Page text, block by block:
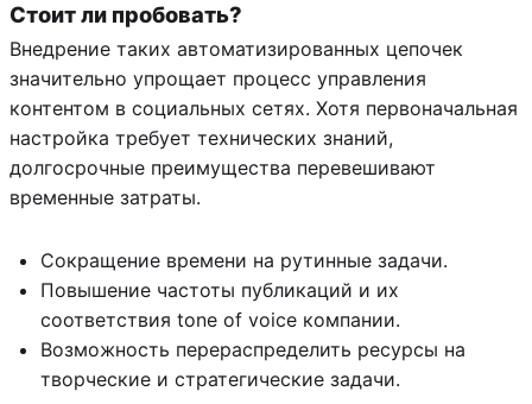
Стоит ли пробовать?
Внедрение таких автоматизированных цепочек
значительно упрощает процесс управления
контентом в социальных сетях. Хотя первоначальная
настройка требует технических знаний,
долгосрочные преимущества перевешивают
временные затраты.
Сокращение времени на рутинные задачи.
Повышение частоты публикаций и их
соответствия tone of voice компании.
Возможность перераспределить ресурсы на
творческие и стратегические задачи.